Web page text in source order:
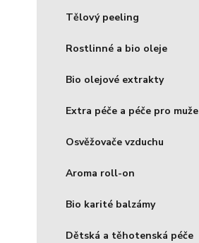
Tělový peeling
Rostlinné a bio oleje
Bio olejové extrakty
Extra péče a péče pro muže
Osvěžovače vzduchu
Aroma roll-on
Bio karité balzámy
Dětská a těhotenská péče